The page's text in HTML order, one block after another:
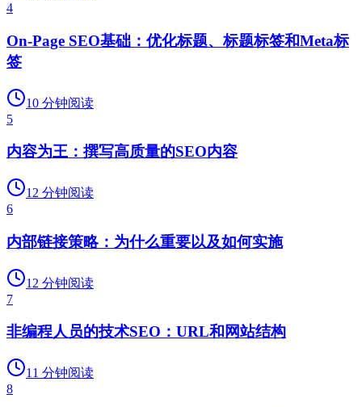
4
On-Page SEO基础：优化标题、标题标签和Meta标
签
10 分钟阅读
5
内容为王：撰写高质量的SEO内容
12 分钟阅读
6
内部链接策略：为什么重要以及如何实施
12 分钟阅读
7
非编程人员的技术SEO：URL和网站结构
11 分钟阅读
8